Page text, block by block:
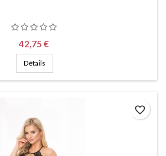
Prix
42,75 €
Détails
favorite_border